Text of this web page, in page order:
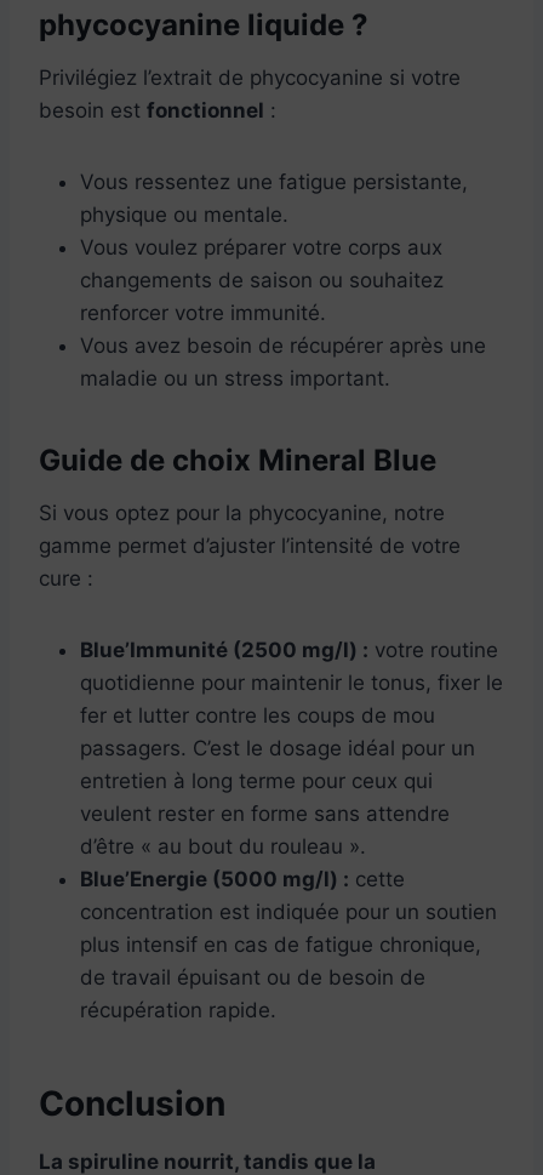
phycocyanine liquide ?
Privilégiez l’extrait de phycocyanine si votre
besoin est fonctionnel :
Vous ressentez une fatigue persistante,
physique ou mentale.
Vous voulez préparer votre corps aux
changements de saison ou souhaitez
renforcer votre immunité.
Vous avez besoin de récupérer après une
maladie ou un stress important.
Guide de choix Mineral Blue
Si vous optez pour la phycocyanine, notre
gamme permet d’ajuster l’intensité de votre
cure :
Blue’Immunité (2500 mg/l) : votre routine
quotidienne pour maintenir le tonus, fixer le
fer et lutter contre les coups de mou
passagers. C’est le dosage idéal pour un
entretien à long terme pour ceux qui
veulent rester en forme sans attendre
d’être « au bout du rouleau ».
Blue’Energie (5000 mg/l) : cette
concentration est indiquée pour un soutien
plus intensif en cas de fatigue chronique,
de travail épuisant ou de besoin de
récupération rapide.
Conclusion
La spiruline nourrit, tandis que la